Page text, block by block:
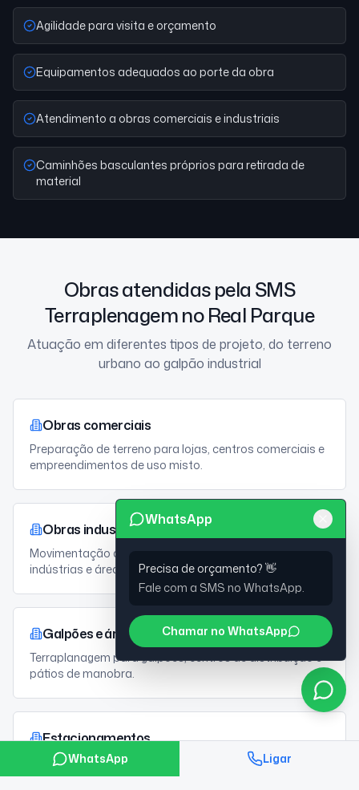
Agilidade para visita e orçamento
Equipamentos adequados ao porte da obra
Atendimento a obras comerciais e industriais
Caminhões basculantes próprios para retirada de
material
Obras atendidas pela SMS
Terraplenagem no Real Parque
Atuação em diferentes tipos de projeto, do terreno
urbano ao galpão industrial
Obras comerciais
Preparação de terreno para lojas, centros comerciais e
empreendimentos de uso misto.
Obras industriais
Movimentação de terra e nivelamento para fábricas,
indústrias e áreas produtivas.
Galpões e áreas logísticas
Terraplanagem para galpões, centros de distribuição e
pátios de manobra.
Estacionamentos
Nivelamento, compactação e preparo de base para
estacionamentos cobertos e abertos.
WhatsApp
Precisa de orçamento? 👋
Fale com a SMS no WhatsApp.
Chamar no WhatsApp
WhatsApp Ligar